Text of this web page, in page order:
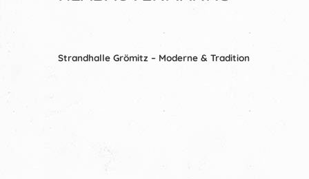
Strandhalle Grömitz – Moderne & Tradition